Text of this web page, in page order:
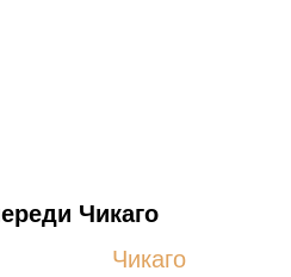
Чикаго
Чикаго